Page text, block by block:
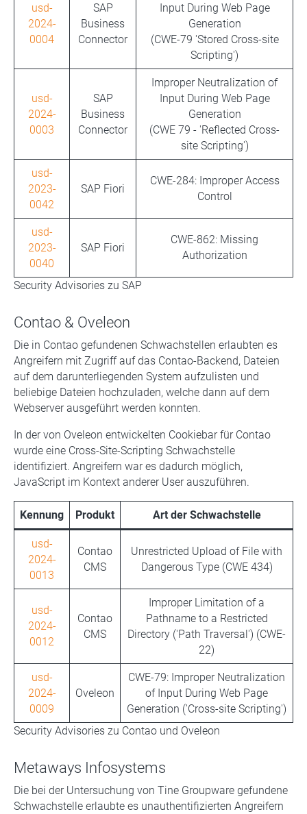
usd-
2024-
0004
SAP
Business
Connector
Input During Web Page
Generation
(CWE-79 'Stored Cross-site
Scripting')
usd-
2024-
0003
SAP
Business
Connector
Improper Neutralization of
Input During Web Page
Generation
(CWE 79 - 'Reflected Cross-
site Scripting')
usd-
2023-
0042
SAP Fiori
CWE-284: Improper Access
Control
usd-
2023-
0040
SAP Fiori
CWE-862: Missing
Authorization
Security Advisories zu SAP
Contao & Oveleon
Die in Contao gefundenen Schwachstellen erlaubten es
Angreifern mit Zugriff auf das Contao-Backend, Dateien
auf dem darunterliegenden System aufzulisten und
beliebige Dateien hochzuladen, welche dann auf dem
Webserver ausgeführt werden konnten.
In der von Oveleon entwickelten Cookiebar für Contao
wurde eine Cross-Site-Scripting Schwachstelle
identifiziert. Angreifern war es dadurch möglich,
JavaScript im Kontext anderer User auszuführen.
Kennung Produkt Art der Schwachstelle
usd-
2024-
0013
Contao
CMS
Unrestricted Upload of File with
Dangerous Type (CWE 434)
usd-
2024-
0012
Contao
CMS
Improper Limitation of a
Pathname to a Restricted
Directory ('Path Traversal') (CWE-
22)
usd-
2024-
0009
Oveleon
CWE-79: Improper Neutralization
of Input During Web Page
Generation ('Cross-site Scripting')
Security Advisories zu Contao und Oveleon
Metaways Infosystems
Die bei der Untersuchung von Tine Groupware gefundene
Schwachstelle erlaubte es unauthentifizierten Angreifern